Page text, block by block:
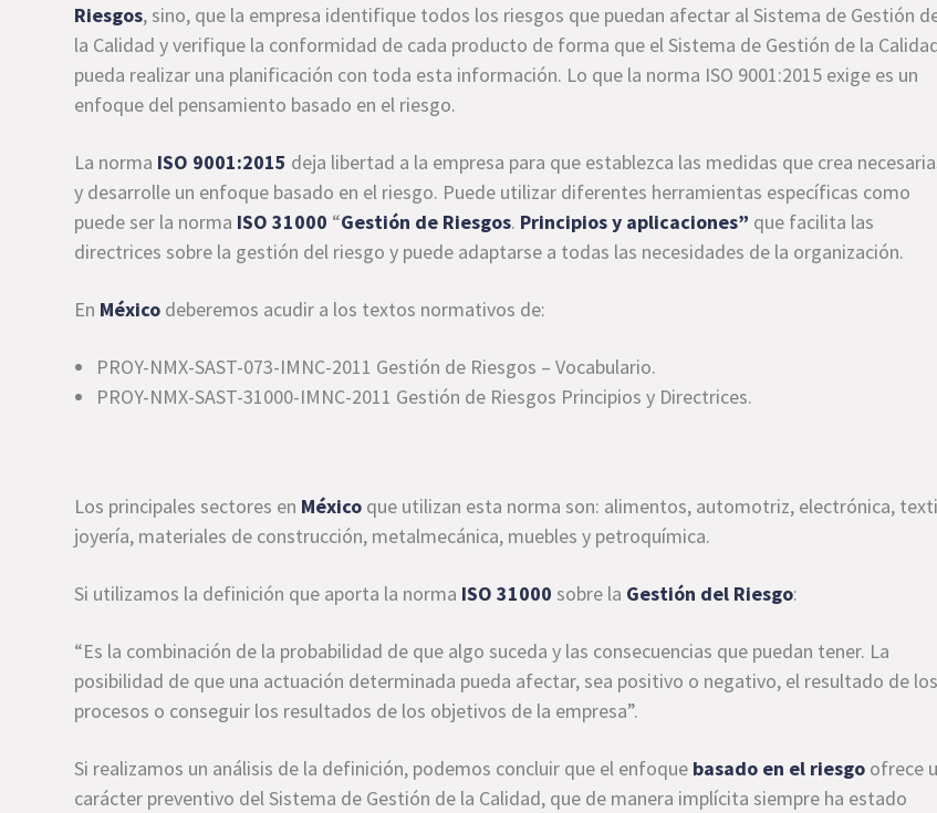
Riesgos, sino, que la empresa identifique todos los riesgos que puedan afectar al Sistema de Gestión
la Calidad y verifique la conformidad de cada producto de forma que el Sistema de Gestión de la
pueda realizar una planificación con toda esta información. Lo que la norma ISO 9001:2015 exige es un
enfoque del pensamiento basado en el riesgo.
La norma ISO 9001:2015 deja libertad a la empresa para que establezca las medidas que crea
y desarrolle un enfoque basado en el riesgo. Puede utilizar diferentes herramientas específicas como
puede ser la norma ISO 31000 “Gestión de Riesgos. Principios y aplicaciones” que facilita las
directrices sobre la gestión del riesgo y puede adaptarse a todas las necesidades de la organización.
En México deberemos acudir a los textos normativos de:
PROY-NMX-SAST-073-IMNC-2011 Gestión de Riesgos – Vocabulario.
PROY-NMX-SAST-31000-IMNC-2011 Gestión de Riesgos Principios y Directrices.
Los principales sectores en México que utilizan esta norma son: alimentos, automotriz, electrónica,
joyería, materiales de construcción, metalmecánica, muebles y petroquímica.
Si utilizamos la definición que aporta la norma ISO 31000 sobre la Gestión del Riesgo:
“Es la combinación de la probabilidad de que algo suceda y las consecuencias que puedan tener. La
posibilidad de que una actuación determinada pueda afectar, sea positivo o negativo, el resultado de los
procesos o conseguir los resultados de los objetivos de la empresa”.
Si realizamos un análisis de la definición, podemos concluir que el enfoque basado en el riesgo ofrece
carácter preventivo del Sistema de Gestión de la Calidad, que de manera implícita siempre ha estado